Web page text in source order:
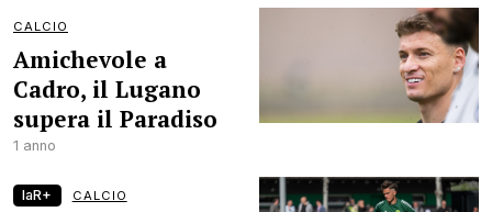
CALCIO
Amichevole a
Cadro, il Lugano
supera il Paradiso
1 anno
laR+ CALCIO